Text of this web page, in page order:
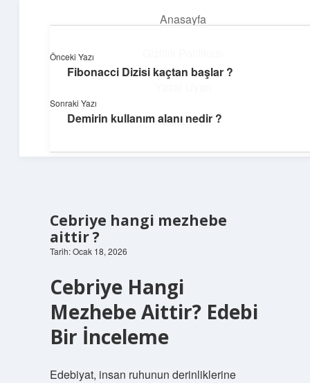
Anasayfa
Hakkımızda
Günlük Notlar
Günlük yaşama tat katan küçük bilgiler.
Cebriye hangi mezhebe
aittir ?
Tarih: Ocak 18, 2026
Cebriye Hangi
Mezhebe Aittir? Edebi
Bir İnceleme
Edebiyat, insan ruhunun derinliklerine
Önceki Yazı
Fibonacci Dizisi kaçtan başlar ?
Sonraki Yazı
Demirin kullanım alanı nedir ?